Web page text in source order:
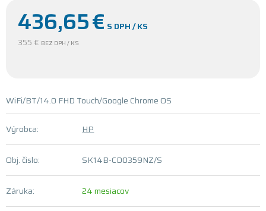
436,65€ S DPH / KS
355 € BEZ DPH / KS
WiFi/BT/14.0 FHD Touch/Google Chrome OS
Výrobca: HP
Obj. čislo: SK14B-CD0359NZ/S
Záruka: 24 mesiacov